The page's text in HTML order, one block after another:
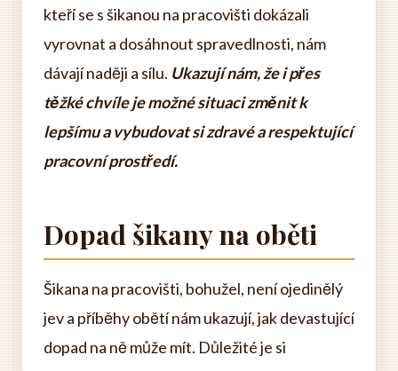
kteří se s šikanou na pracovišti dokázali
vyrovnat a dosáhnout spravedlnosti, nám
dávají naději a sílu. Ukazují nám, že i přes
těžké chvíle je možné situaci změnit k
lepšímu a vybudovat si zdravé a respektující
pracovní prostředí.
Dopad šikany na oběti
Šikana na pracovišti, bohužel, není ojedinělý
jev a příběhy obětí nám ukazují, jak devastující
dopad na ně může mít. Důležité je si